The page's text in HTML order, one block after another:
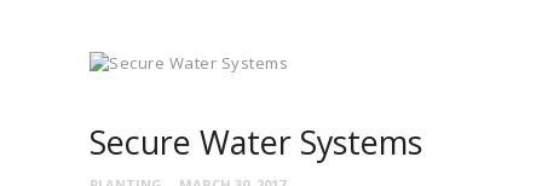
Secure Water Systems